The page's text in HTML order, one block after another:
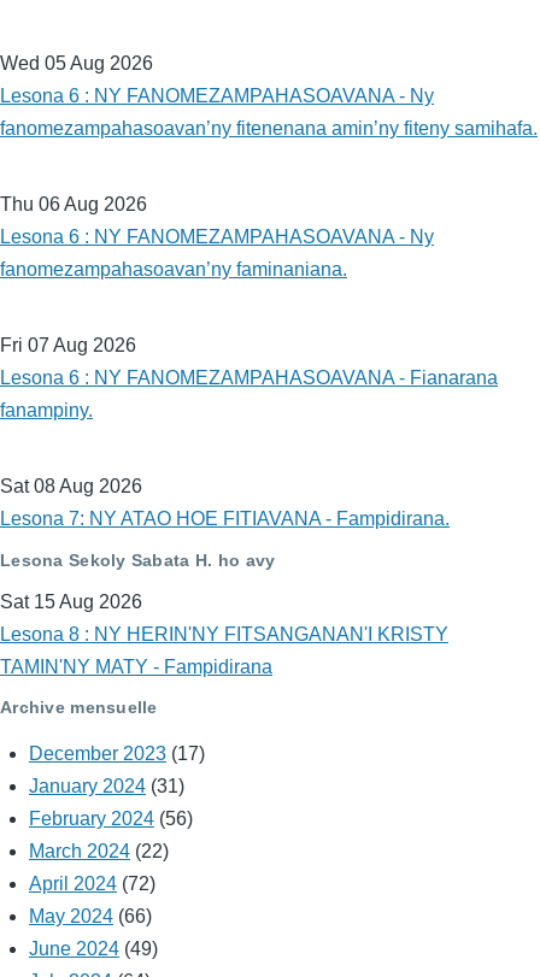
Wed 05 Aug 2026
Lesona 6 : NY FANOMEZAMPAHASOAVANA - Ny
fanomezampahasoavan’ny fitenenana amin’ny fiteny samihafa.
Thu 06 Aug 2026
Lesona 6 : NY FANOMEZAMPAHASOAVANA - Ny
fanomezampahasoavan’ny faminaniana.
Fri 07 Aug 2026
Lesona 6 : NY FANOMEZAMPAHASOAVANA - Fianarana
fanampiny.
Sat 08 Aug 2026
Lesona 7: NY ATAO HOE FITIAVANA - Fampidirana.
Lesona Sekoly Sabata H. ho avy
Sat 15 Aug 2026
Lesona 8 : NY HERIN'NY FITSANGANAN'I KRISTY
TAMIN'NY MATY - Fampidirana
Archive mensuelle
December 2023 (17)
January 2024 (31)
February 2024 (56)
March 2024 (22)
April 2024 (72)
May 2024 (66)
June 2024 (49)